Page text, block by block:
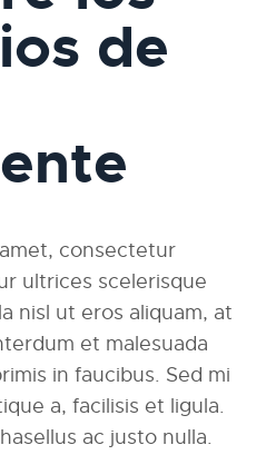
de
consectetur
ultrices scelerisque
nisl ut eros aliquam, at
et malesuada
in faucibus. Sed mi
a, facilisis et ligula.
ac justo nulla.